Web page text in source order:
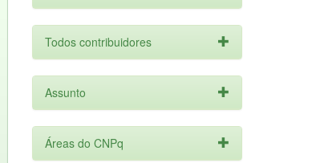
Todos contribuidores
Assunto
Áreas do CNPq